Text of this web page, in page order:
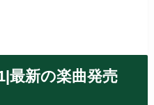
最新の楽曲発売